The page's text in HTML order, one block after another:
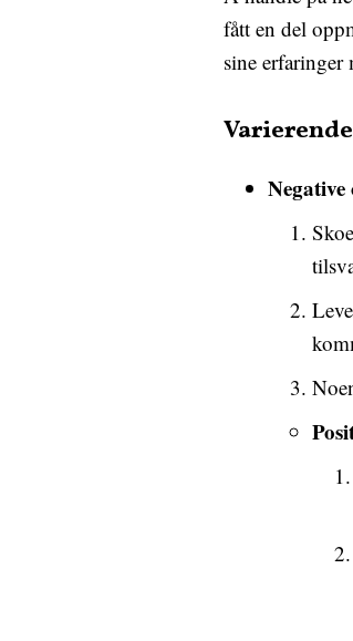
fått en del
sine erfaringer
Negative